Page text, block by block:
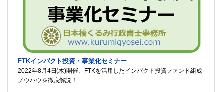
FTKインパクト投資・事業化セミナー
2022年8月4日(木)開催、FTKを活用したインパクト投資ファンド組成
ノウハウを徹底解説！